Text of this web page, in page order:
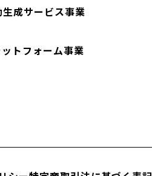
成サービス事業
トフォーム事業